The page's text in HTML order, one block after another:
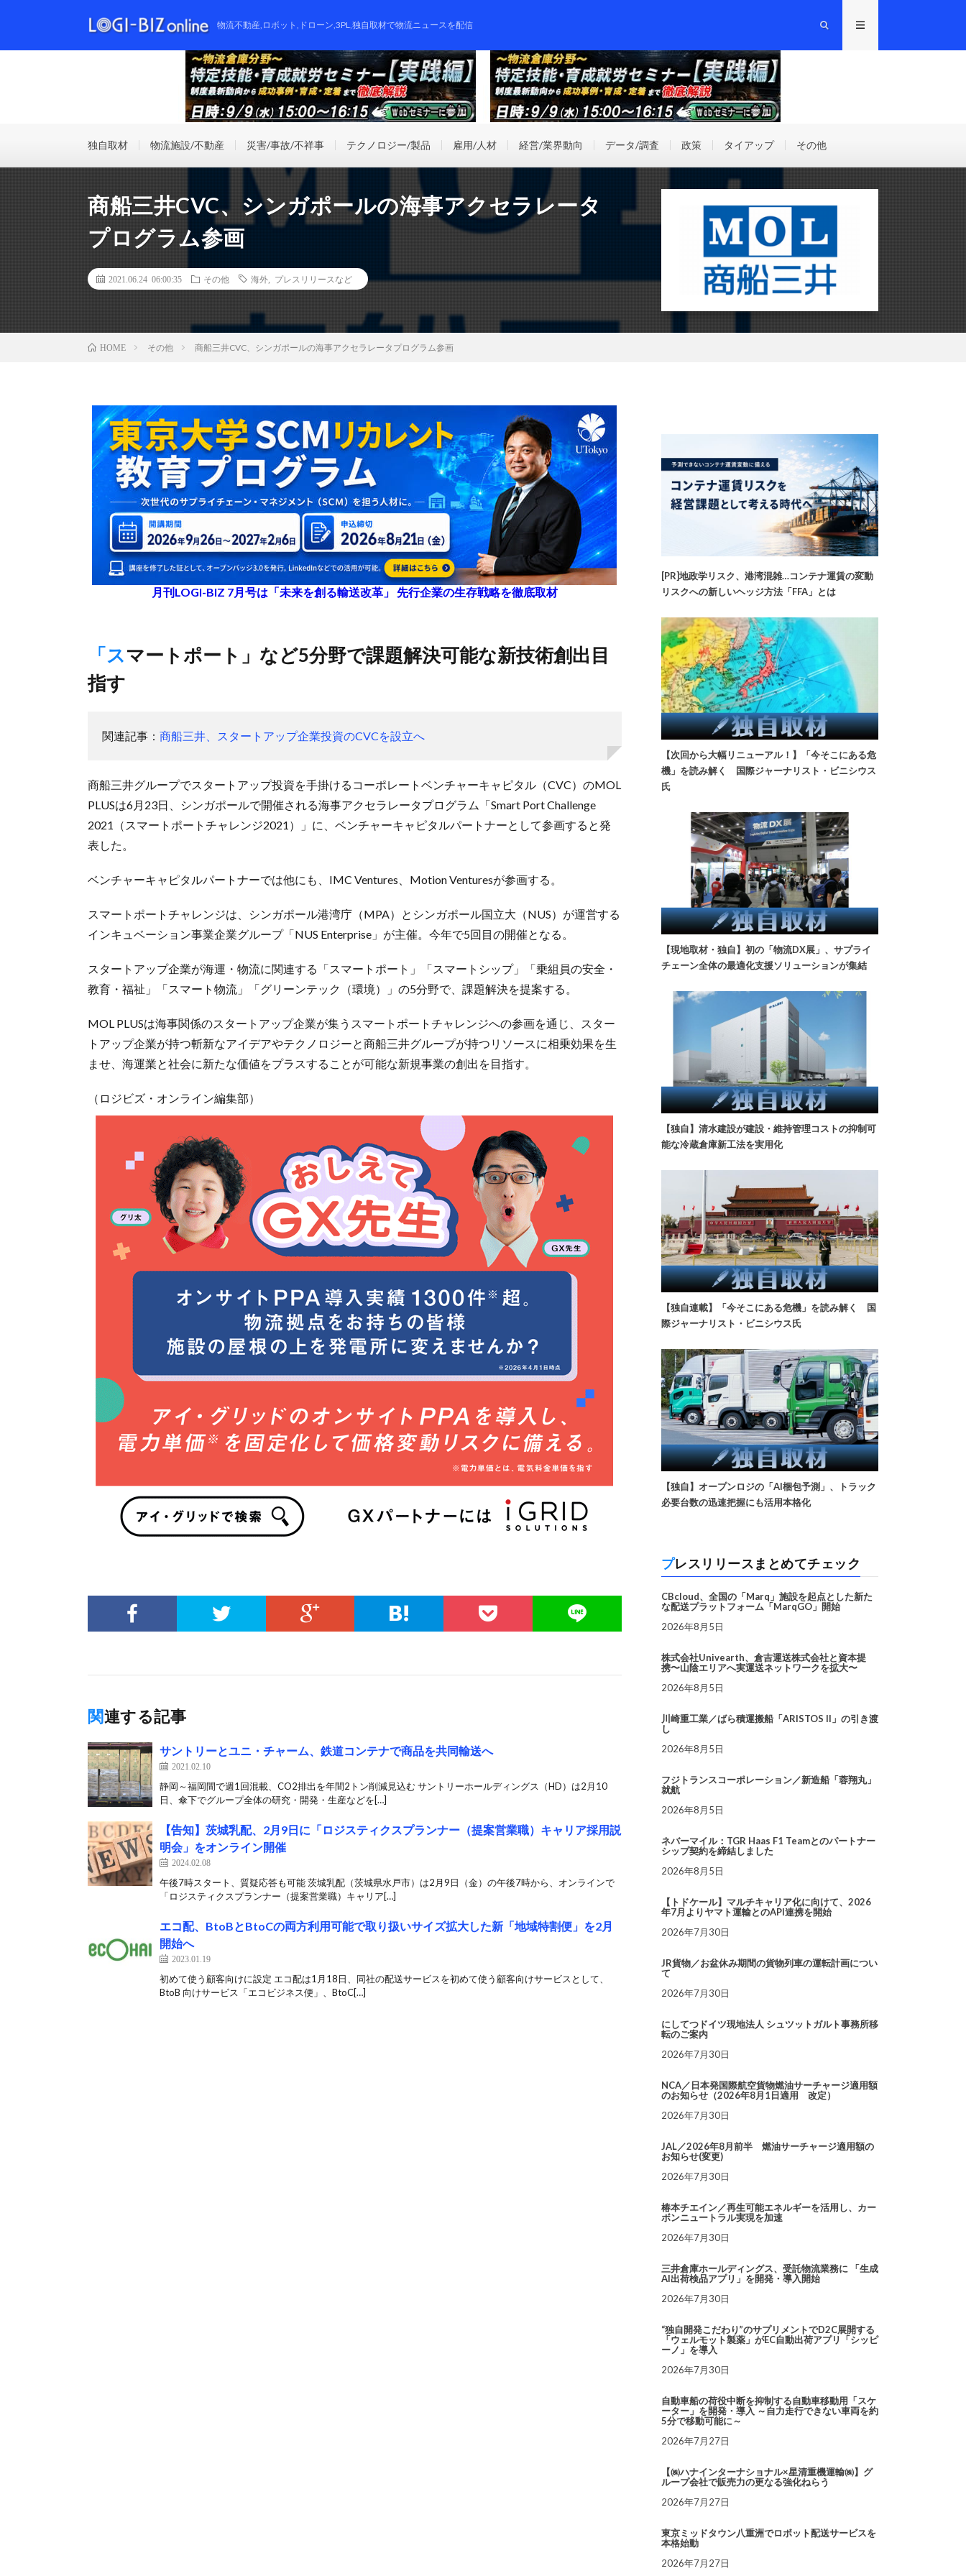
物流不動産,ロボット,ドローン,3PL,独自取材で物流ニュースを配信
独自取材 物流施設/不動産 災害/事故/不祥事 テクノロジー/製品 雇用/人材 経営/業界動向 データ/調査 政策 タイアップ その他
商船三井CVC、シンガポールの海事アクセラレータ
プログラム参画
2021.06.24 06:00:35 その他 海外 プレスリリースなど
HOME その他 商船三井CVC、シンガポールの海事アクセラレータプログラム参画
月刊LOGI-BIZ 7月号は「未来を創る輸送改革」 先行企業の生存戦略を徹底取材
「スマートポート」など5分野で課題解決可能な新技術創出目
指す
関連記事： 商船三井、スタートアップ企業投資のCVCを設立へ
商船三井グループでスタートアップ投資を手掛けるコーポレートベンチャーキャピタル（CVC）のMOL
PLUSは6月23日、シンガポールで開催される海事アクセラレータプログラム「Smart Port Challenge
2021（スマートポートチャレンジ2021）」に、ベンチャーキャピタルパートナーとして参画すると発
表した。
ベンチャーキャピタルパートナーでは他にも、IMC Ventures、Motion Venturesが参画する。
スマートポートチャレンジは、シンガポール港湾庁（MPA）とシンガポール国立大（NUS）が運営する
インキュベーション事業企業グループ「NUS Enterprise」が主催。今年で5回目の開催となる。
スタートアップ企業が海運・物流に関連する「スマートポート」「スマートシップ」「乗組員の安全・
教育・福祉」「スマート物流」「グリーンテック（環境）」の5分野で、課題解決を提案する。
MOL PLUSは海事関係のスタートアップ企業が集うスマートポートチャレンジへの参画を通じ、スター
トアップ企業が持つ斬新なアイデアやテクノロジーと商船三井グループが持つリソースに相乗効果を生
ませ、海運業と社会に新たな価値をプラスすることが可能な新規事業の創出を目指す。
（ロジビズ・オンライン編集部）
関連する記事
サントリーとユニ・チャーム、鉄道コンテナで商品を共同輸送へ
2021.02.10
静岡～福岡間で週1回混載、CO2排出を年間2トン削減見込む サントリーホールディングス（HD）は2月10
日、傘下でグループ全体の研究・開発・生産などを[…]
【告知】茨城乳配、2月9日に「ロジスティクスプランナー（提案営業職）キャリア採用説
明会」をオンライン開催
2024.02.08
午後7時スタート、質疑応答も可能 茨城乳配（茨城県水戸市）は2月9日（金）の午後7時から、オンラインで
「ロジスティクスプランナー（提案営業職）キャリア[…]
エコ配、BtoBとBtoCの両方利用可能で取り扱いサイズ拡大した新「地域特割便」を2月
開始へ
2023.01.19
初めて使う顧客向けに設定 エコ配は1月18日、同社の配送サービスを初めて使う顧客向けサービスとして、
BtoB 向けサービス「エコビジネス便」、BtoC[…]
[PR]地政学リスク、港湾混雑…コンテナ運賃の変動
リスクへの新しいヘッジ方法「FFA」とは
【次回から大幅リニューアル！】「今そこにある危
機」を読み解く 国際ジャーナリスト・ビニシウス
氏
【現地取材・独自】初の「物流DX展」、サプライ
チェーン全体の最適化支援ソリューションが集結
【独自】清水建設が建設・維持管理コストの抑制可
能な冷蔵倉庫新工法を実用化
【独自連載】「今そこにある危機」を読み解く 国
際ジャーナリスト・ビニシウス氏
【独自】オープンロジの「AI梱包予測」、トラック
必要台数の迅速把握にも活用本格化
プレスリリースまとめてチェック
CBcloud、全国の「Marq」施設を起点とした新た
な配送プラットフォーム「MarqGO」開始
2026年8月5日
株式会社Univearth、倉吉運送株式会社と資本提
携〜山陰エリアへ実運送ネットワークを拡大〜
2026年8月5日
川崎重工業／ばら積運搬船「ARISTOS II」の引き渡
し
2026年8月5日
フジトランスコーポレーション／新造船「蓉翔丸」
就航
2026年8月5日
ネバーマイル：TGR Haas F1 Teamとのパートナー
シップ契約を締結しました
2026年8月5日
【トドケール】マルチキャリア化に向けて、2026
年7月よりヤマト運輸とのAPI連携を開始
2026年7月30日
JR貨物／お盆休み期間の貨物列車の運転計画につい
て
2026年7月30日
にしてつドイツ現地法人 シュツットガルト事務所移
転のご案内
2026年7月30日
NCA／日本発国際航空貨物燃油サーチャージ適用額
のお知らせ（2026年8月1日適用 改定）
2026年7月30日
JAL／2026年8月前半 燃油サーチャージ適用額の
お知らせ(変更)
2026年7月30日
椿本チエイン／再生可能エネルギーを活用し、カー
ボンニュートラル実現を加速
2026年7月30日
三井倉庫ホールディングス、受託物流業務に 「生成
AI出荷検品アプリ」を開発・導入開始
2026年7月30日
“独自開発こだわり”のサプリメントでD2C展開する
「ウェルモット製薬」がEC自動出荷アプリ「シッピ
ーノ」を導入
2026年7月30日
自動車船の荷役中断を抑制する自動車移動用「スケ
ーター」を開発・導入 ～自力走行できない車両を約
5分で移動可能に～
2026年7月27日
【㈱ハナインターナショナル×星清重機運輸㈱】グ
ループ会社で販売力の更なる強化ねらう
2026年7月27日
東京ミッドタウン八重洲でロボット配送サービスを
本格始動
2026年7月27日